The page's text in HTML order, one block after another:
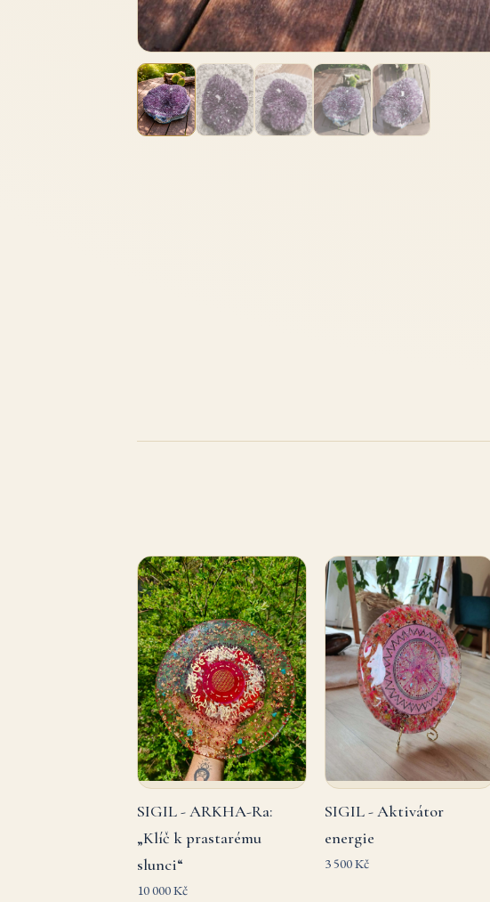
SIGIL - ARKHA-Ra:
„Klíč k prastarému
slunci“
10 000 Kč
SIGIL - Aktivátor
energie
3 500 Kč